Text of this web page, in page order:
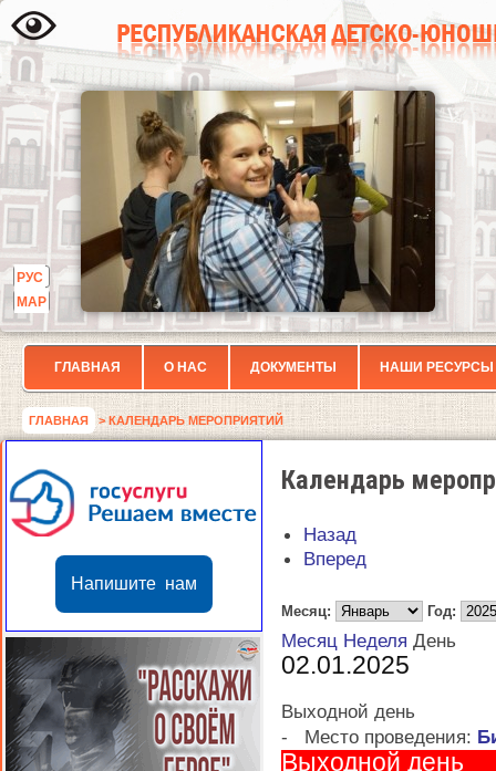
РУС
МАР
ГЛАВНАЯ О НАС ДОКУМЕНТЫ НАШИ РЕСУРСЫ
ГЛАВНАЯ > КАЛЕНДАРЬ МЕРОПРИЯТИЙ
Напишите нам
Календарь
Назад
Вперед
Месяц: Год:
Месяц Неделя День
02.01.2025
Выходной день
-
Место проведения:
Выходной день